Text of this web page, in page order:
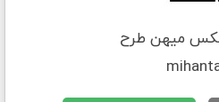
میهن طرح